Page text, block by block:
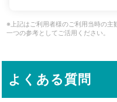
※上記はご利用者様のご利用当時の主
一つの参考としてご活用ください。
よくある質問